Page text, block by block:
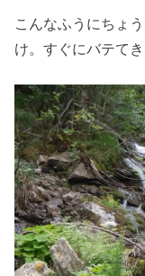
こんなふうにちょ
け。すぐにバテてき